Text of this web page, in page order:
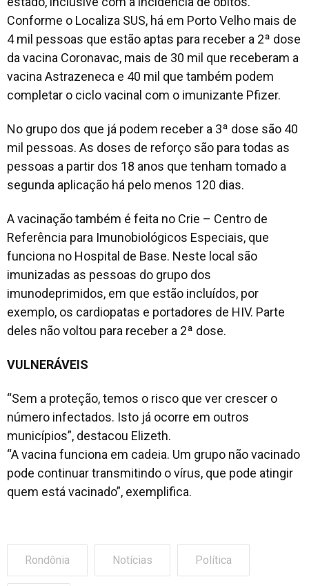
Conforme o Localiza SUS, há em Porto Velho mais de
4 mil pessoas que estão aptas para receber a 2ª dose
da vacina Coronavac, mais de 30 mil que receberam a
vacina Astrazeneca e 40 mil que também podem
completar o ciclo vacinal com o imunizante Pfizer.
No grupo dos que já podem receber a 3ª dose são 40
mil pessoas. As doses de reforço são para todas as
pessoas a partir dos 18 anos que tenham tomado a
segunda aplicação há pelo menos 120 dias.
A vacinação também é feita no Crie – Centro de
Referência para Imunobiológicos Especiais, que
funciona no Hospital de Base. Neste local são
imunizadas as pessoas do grupo dos
imunodeprimidos, em que estão incluídos, por
exemplo, os cardiopatas e portadores de HIV. Parte
deles não voltou para receber a 2ª dose.
VULNERÁVEIS
“Sem a proteção, temos o risco que ver crescer o
número infectados. Isto já ocorre em outros
municípios”, destacou Elizeth.
“A vacina funciona em cadeia. Um grupo não vacinado
pode continuar transmitindo o vírus, que pode atingir
quem está vacinado”, exemplifica.
Rondônia Notícias Política